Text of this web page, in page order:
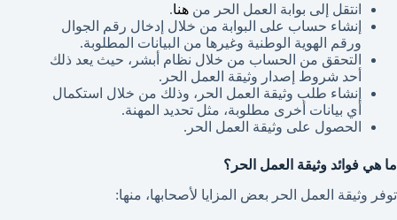
انتقل إلى بوابة العمل الحر من هنا.
إنشاء حساب على البوابة من خلال إدخال رقم الجوال
ورقم الهوية الوطنية وغيرها من البيانات المطلوبة.
التحقق من الحساب من خلال نظام أبشر، حيث يعد ذلك
أحد شروط إصدار وثيقة العمل الحر.
إنشاء طلب وثيقة العمل الحر، وذلك من خلال استكمال
أي بيانات أخرى مطلوبة، مثل تحديد المهنة.
الحصول على وثيقة العمل الحر.
ما هي فوائد وثيقة العمل الحر؟
توفر وثيقة العمل الحر بعض المزايا لأصحابها، منها: